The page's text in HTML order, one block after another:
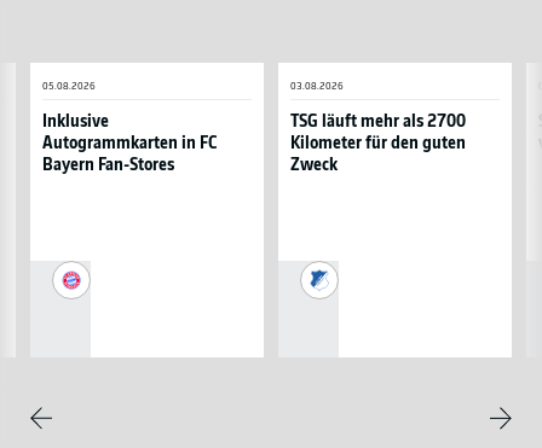
Inklusive
Autogrammkarten in FC
Bayern Fan-Stores
05.08.2026
FC
Bayern
FC
Bayern
TSG läuft mehr als 2700
Kilometer für den guten
Zweck
03.08.2026
TSG
1899
mehr
als
2700
guten
Zweck